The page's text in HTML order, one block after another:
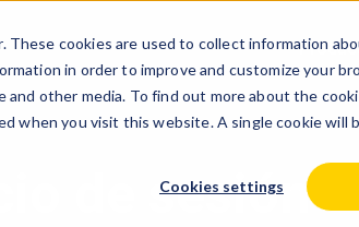
These cookies are used to collect information
in order to improve and customize your
other media. To find out more about the
when you visit this website. A single cookie will
Cookies settings
de sesión